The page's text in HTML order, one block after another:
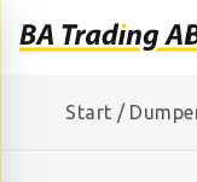
Start /